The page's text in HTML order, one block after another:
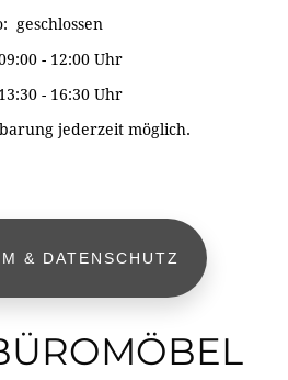
geschlossen
- 12:00 Uhr
- 16:30 Uhr
jederzeit möglich.
& DATENSCHUTZ